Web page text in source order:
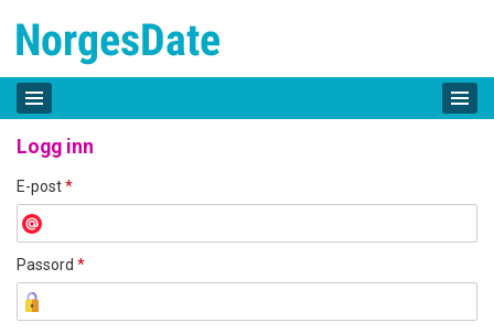
Logg inn
E-post*
Passord *